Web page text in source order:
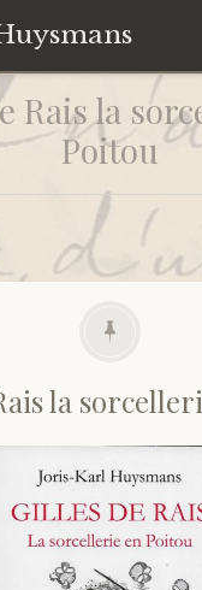
d’expositions
Rais la
Poitou
la